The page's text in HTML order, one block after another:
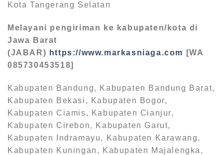
Kota Tangerang Selatan
Melayani pengiriman ke kabupaten/kota di
Jawa Barat
(JABAR) https://www.markasniaga.com
[WA
085730453518]
Kabupaten Bandung, Kabupaten Bandung Barat,
Kabupaten Bekasi, Kabupaten Bogor,
Kabupaten Ciamis, Kabupaten Cianjur,
Kabupaten Cirebon, Kabupaten Garut,
Kabupaten Indramayu, Kabupaten Karawang,
Kabupaten Kuningan, Kabupaten Majalengka,